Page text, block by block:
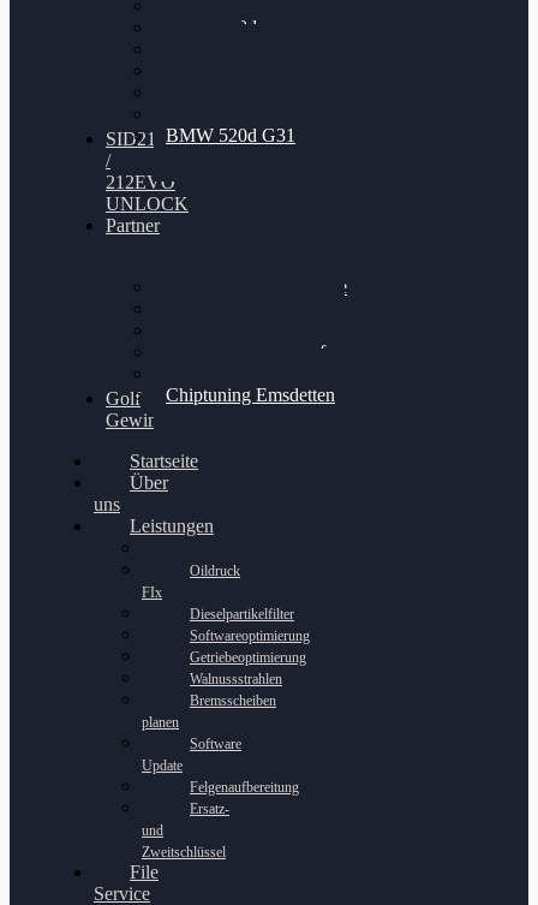
BMW 120d
BMW 520d G31
SID212
/
212EVO
UNLOCK
Partner
Bilgenroth Performance
Chiptuning Schüttorf
Chiptuning Emsdetten
Golf
Gewinnspiel
Startseite
Über
uns
Leistungen
Oildruck
FIx
Dieselpartikelfilter
Softwareoptimierung
Getriebeoptimierung
Walnussstrahlen
Bremsscheiben
planen
Software
Update
Felgenaufbereitung
Ersatz-
und
Zweitschlüssel
File
Service